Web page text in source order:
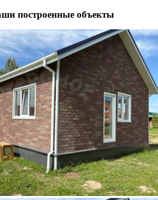
построенные объекты